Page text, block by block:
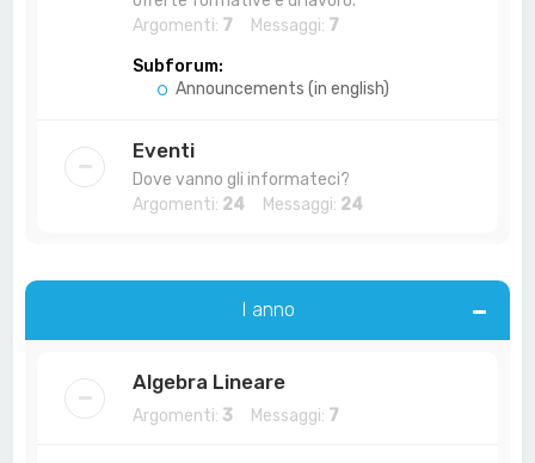
Argomenti: 7 Messaggi: 7
Subforum:
Announcements (in english)
Eventi
Dove vanno gli informateci?
Argomenti: 24 Messaggi: 24
I anno
Algebra Lineare
Argomenti: 3 Messaggi: 7